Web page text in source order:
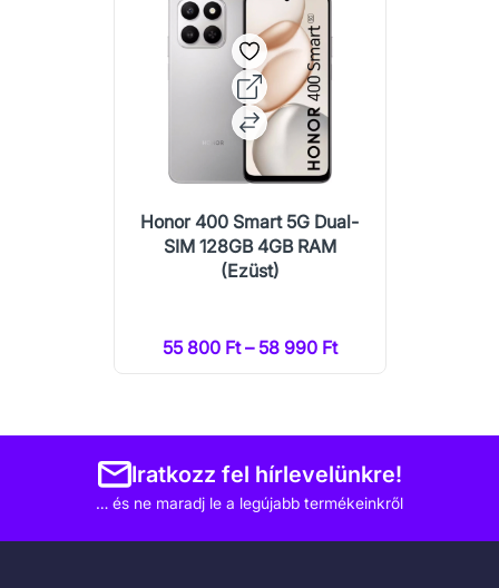
Honor 400 Smart 5G Dual-
SIM 128GB 4GB RAM
(Ezüst)
55 800 Ft – 58 990 Ft
Iratkozz fel hírlevelünkre!
… és ne maradj le a legújabb termékeinkről